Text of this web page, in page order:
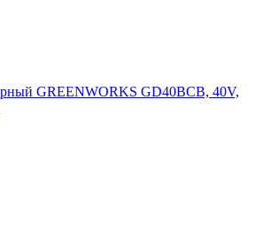
GREENWORKS GD40BCB, 40V,